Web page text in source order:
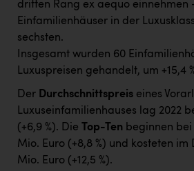
dritten Rang ex aequo einnehmen
Einfamilienhäuser in der
sechsten.
Insgesamt wurden 60
Luxuspreisen gehandelt, um +15,4
Der Durchschnittspreis eines
Luxuseinfamilienhauses lag 2022
(+6,9 %). Die Top-Ten beginnen bei
Mio. Euro (+8,8 %) und kosteten im
Mio. Euro (+12,5 %).